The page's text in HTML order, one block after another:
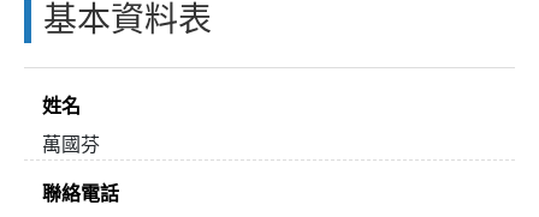
基本資料表
姓名
萬國芬
聯絡電話